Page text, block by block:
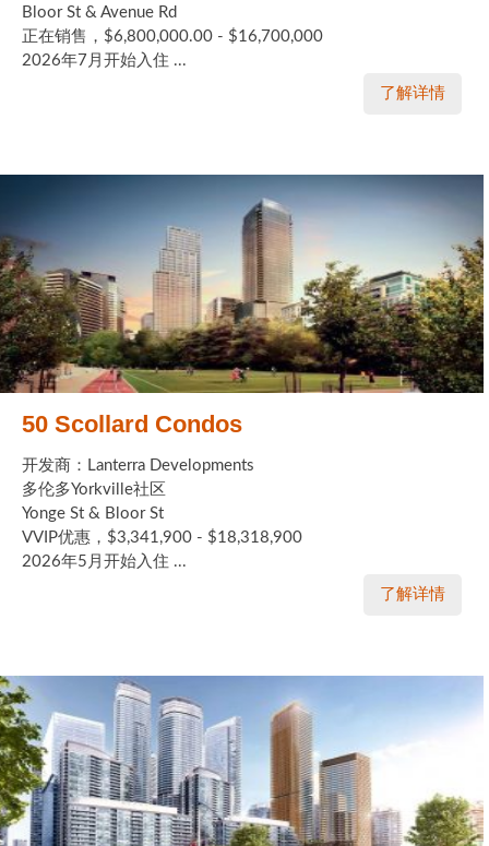
Bloor St & Avenue Rd
正在销售，$6,800,000.00 - $16,700,000
2026年7月开始入住 ...
了解详情
50 Scollard Condos
开发商：Lanterra Developments
多伦多Yorkville社区
Yonge St & Bloor St
VVIP优惠，$3,341,900 - $18,318,900
2026年5月开始入住 ...
了解详情